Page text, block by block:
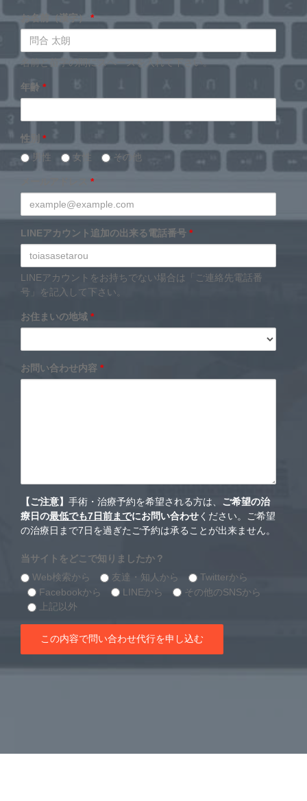
お名前（漢字） *
名前と苗字の間にスペースを入れて下さい。
年齢 *
性別 *
男性
女性 その他
*
LINEアカウント追加の出来る電話番号 *
LINEアカウントをお持ちでない場合は「ご連絡先電話番
号」を記入して下さい。
お住まいの地域 *
お問い合わせ内容 *
【ご注意】 手術・治療予約を希望される方は、 ご希望の治
療日の最低でも7日前までにお問い合わせください。ご希望
の治療日まで7日を過ぎたご予約は承ることが出来ません。
当サイトをどこで知りましたか？
Web検索から
友達・知人から
Twitterから
Facebookから
LINEから
その他のSNSから
上記以外